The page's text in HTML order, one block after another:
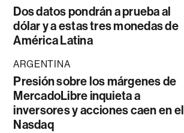
Dos datos pondrán a prueba al
dólar y a estas tres monedas de
América Latina
ARGENTINA
Presión sobre los márgenes de
MercadoLibre inquieta a
inversores y acciones caen en el
Nasdaq